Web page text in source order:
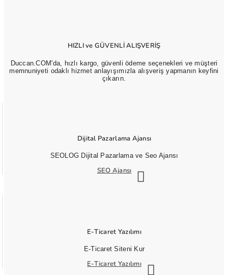
HIZLI ve GÜVENLİ ALIŞVERİŞ
Duccan.COM'da, hızlı kargo, güvenli ödeme seçenekleri ve müşteri
memnuniyeti odaklı hizmet anlayışımızla alışveriş yapmanın keyfini
çıkarın.
Dijital Pazarlama Ajansı
SEOLOG Dijital Pazarlama ve Seo Ajansı
SEO Ajansı
E-Ticaret Yazılımı
E-Ticaret Siteni Kur
E-Ticaret Yazılımı